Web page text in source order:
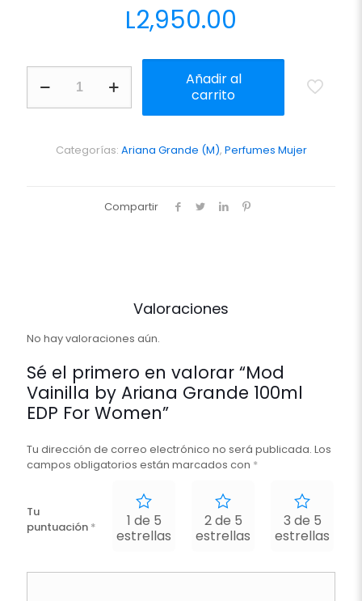
L2,950.00
Vainilla
by
100ml
Añadir al
carrito
Categorías: Ariana Grande (M), Perfumes Mujer
Compartir
Valoraciones
No hay valoraciones aún.
Sé el primero en valorar “Mod
Vainilla by Ariana Grande 100ml
EDP For Women”
Tu dirección de correo electrónico no será publicada. Los
campos obligatorios están marcados con *
Tu
puntuación *
1 de 5
estrellas
2 de 5
estrellas
3 de 5
estrellas